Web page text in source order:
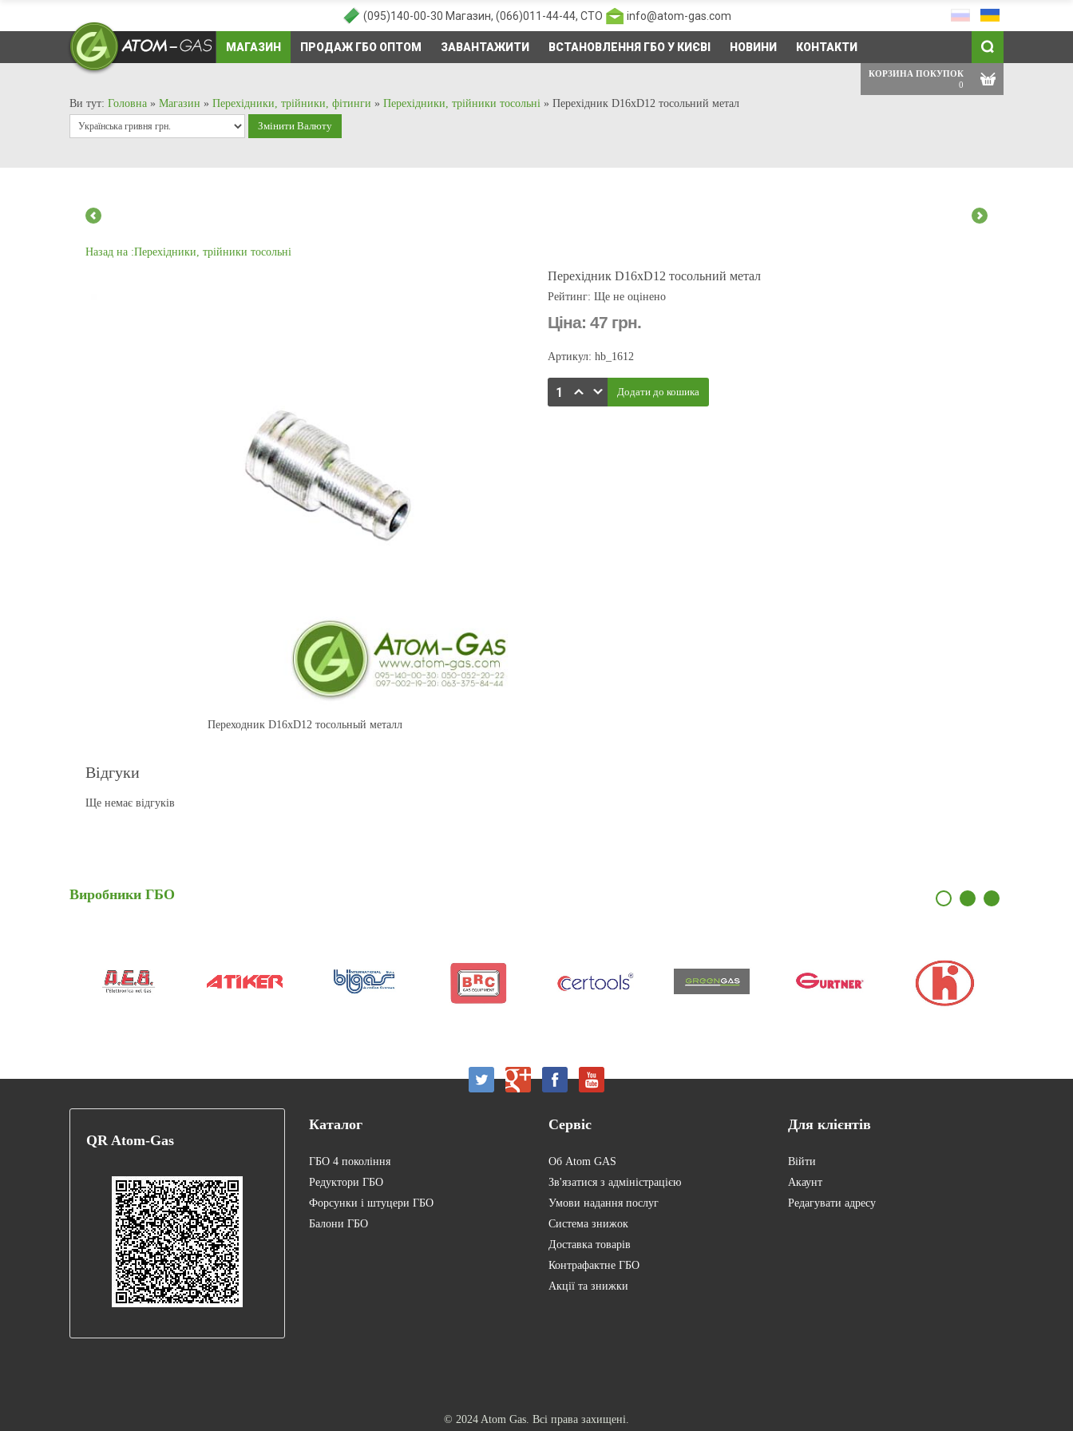
(095)140-00-30 Магазин, (066)011-44-44, СТО info@atom-gas.com
МАГАЗИН ПРОДАЖ ГБО ОПТОМ ЗАВАНТАЖИТИ ВСТАНОВЛЕННЯ ГБО У КИЄВІ НОВИНИ КОНТАКТИ
КОРЗИНА ПОКУПОК
0
Ви тут: Головна » Магазин » Перехідники, трійники, фітинги » Перехідники, трійники тосольні » Перехідник D16xD12 тосольний метал
Назад на :Перехідники, трійники тосольні
Переходник D16xD12 тосольный металл
Перехідник D16xD12 тосольний метал
Рейтинг: Ще не оцінено
Ціна:47 грн.
Артикул: hb_1612
Відгуки
Ще немає відгуків
Виробники ГБО
QR Atom-Gas
Каталог
ГБО 4 покоління
Редуктори ГБО
Форсунки і штуцери ГБО
Балони ГБО
Сервіс
Об Atom GAS
Зв'язатися з адміністрацією
Умови надання послуг
Система знижок
Доставка товарів
Контрафактне ГБО
Акції та знижки
Для клієнтів
Війти
Акаунт
Редагувати адресу
© 2024 Atom Gas. Всі права захищені.